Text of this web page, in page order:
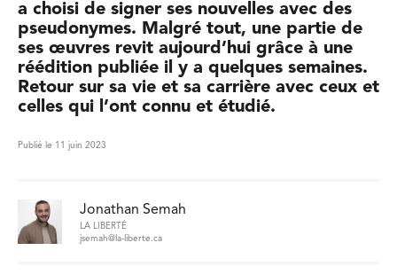
a choisi de signer ses nouvelles avec des
pseudonymes. Malgré tout, une partie de
ses œuvres revit aujourd’hui grâce à une
réédition publiée il y a quelques semaines.
Retour sur sa vie et sa carrière avec ceux et
celles qui l’ont connu et étudié.
Publié le 11 juin 2023
Jonathan Semah
LA LIBERTÉ
jsemah@la-liberte.ca